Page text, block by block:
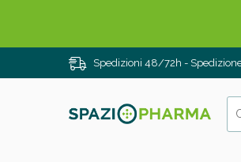
Spedizioni 48/72h -